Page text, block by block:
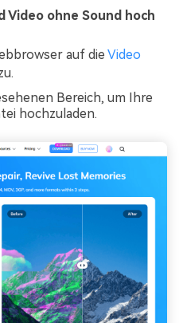
Video ohne Sound hoch
auf die Video
Bereich, um Ihre
hochzuladen.